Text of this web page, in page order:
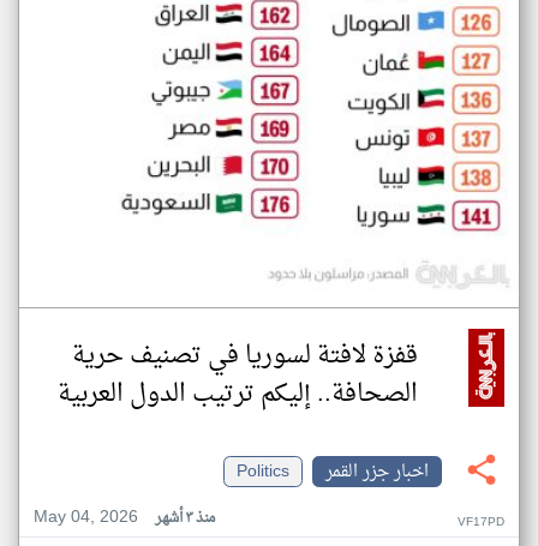
قفزة لافتة لسوريا في تصنيف حرية
الصحافة.. إليكم ترتيب الدول العربية
اخبار جزر القمر
Politics
May 04, 2026
منذ ٣ أشهر VF17PD